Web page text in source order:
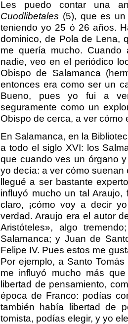
Les puedo contar una
Cuodlibetales (5), que es
teniendo yo 25 ó 26 años.
dominico, de Pola de Lena,
me quería mucho. Cuando
nadie, veo en el periódico
Obispo de Salamanca
entonces era como ser un
Bueno, pues yo fui a
seguramente como un
Obispo de cerca, a ver cómo
En Salamanca, en la
a todo el siglo XVI: los
que cuando ves un órgano
yo decía: a ver cómo suenan
llegué a ser bastante
influyó mucho un tal
claro, ¡cómo voy a decir
verdad. Araujo era el autor
Aristóteles», algo
Salamanca; y Juan de
Felipe IV. Pues estos me
Por ejemplo, a Santo
me influyó mucho más
libertad de pensamiento,
época de Franco: podías
también había libertad de
tomista, podías elegir, y yo